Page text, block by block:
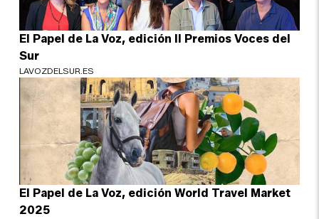
El Papel de La Voz, edición II Premios Voces del
Sur
LAVOZDELSUR.ES
El Papel de La Voz, edición World Travel Market
2025